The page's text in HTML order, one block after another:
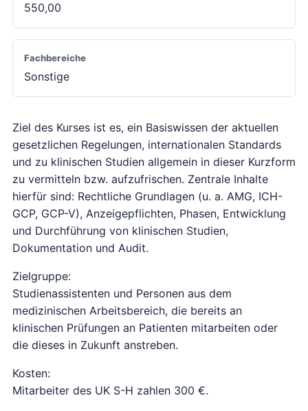
550,00
Fachbereiche
Sonstige
Ziel des Kurses ist es, ein Basiswissen der aktuellen
gesetzlichen Regelungen, internationalen Standards
und zu klinischen Studien allgemein in dieser Kurzform
zu vermitteln bzw. aufzufrischen. Zentrale Inhalte
hierfür sind: Rechtliche Grundlagen (u. a. AMG, ICH-
GCP, GCP-V), Anzeigepflichten, Phasen, Entwicklung
und Durchführung von klinischen Studien,
Dokumentation und Audit.
Zielgruppe:
Studienassistenten und Personen aus dem
medizinischen Arbeitsbereich, die bereits an
klinischen Prüfungen an Patienten mitarbeiten oder
die dieses in Zukunft anstreben.
Kosten:
Mitarbeiter des UK S-H zahlen 300 €.